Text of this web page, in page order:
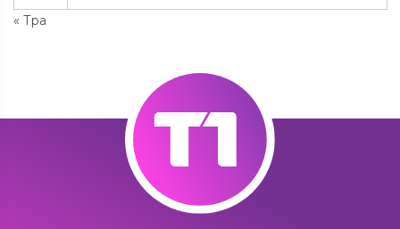
« Тра